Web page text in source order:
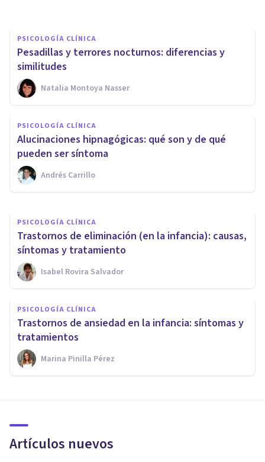
PSICOLOGÍA CLÍNICA
Pesadillas y terrores nocturnos: diferencias y
similitudes
Natalia Montoya Nasser
PSICOLOGÍA CLÍNICA
Alucinaciones hipnagógicas: qué son y de qué
pueden ser síntoma
Andrés Carrillo
¿Puede un niño padecer
trastorno bipolar?
Maria De Jesús Gutierrez
PSICOLOGÍA CLÍNICA
Trastornos de eliminación (en la infancia): causas,
síntomas y tratamiento
Isabel Rovira Salvador
PSICOLOGÍA CLÍNICA
Trastornos de ansiedad en la infancia: síntomas y
tratamientos
Marina Pinilla Pérez
Artículos nuevos